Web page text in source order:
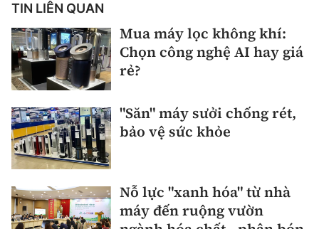
TIN LIÊN QUAN
Mua máy lọc không khí:
Chọn công nghệ AI hay giá
rẻ?
"Săn" máy sưởi chống rét,
bảo vệ sức khỏe
Nỗ lực "xanh hóa" từ nhà
máy đến ruộng vườn